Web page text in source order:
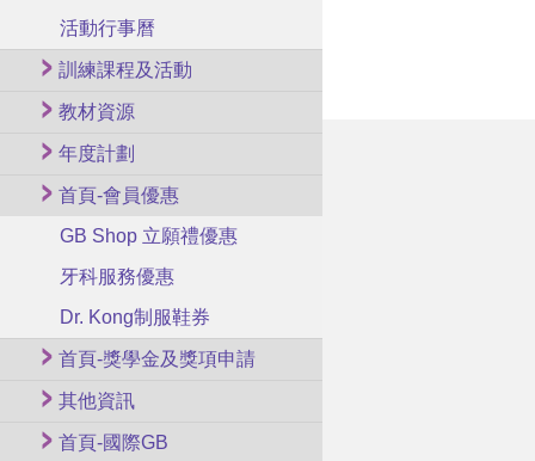
活動行事曆
訓練課程及活動
教材資源
年度計劃
首頁-會員優惠
GB Shop 立願禮優惠
牙科服務優惠
Dr. Kong制服鞋券
首頁-獎學金及獎項申請
其他資訊
首頁-國際GB